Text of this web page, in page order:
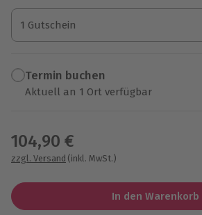
1 Gutschein
1 Gutschein
1 Gutschein
Termin buchen
Aktuell an 1 Ort verfügbar
104,90 €
zzgl. Versand (inkl. MwSt.)
In den Warenkorb